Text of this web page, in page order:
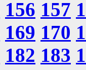
156 157
169 170
182 183